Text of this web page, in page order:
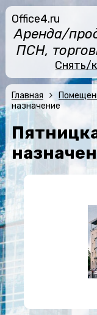
Office4.ru
Аренда/
ПСН,
Снять/
Главная
назначение